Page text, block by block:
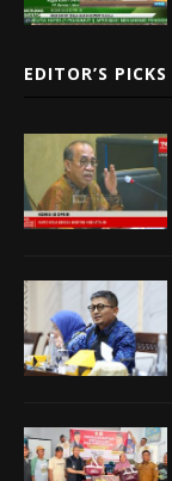
EDITOR’S PICKS